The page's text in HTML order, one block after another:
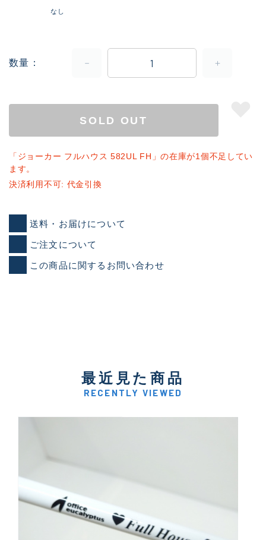
なし
数量
SOLD OUT
「ジョーカー フルハウス 582UL FH」の在庫が1個不足してい
ます。
決済利用不可: 代金引換
送料・お届けについて
ご注文について
この商品に関するお問い合わせ
最近見た商品
RECENTLY VIEWED